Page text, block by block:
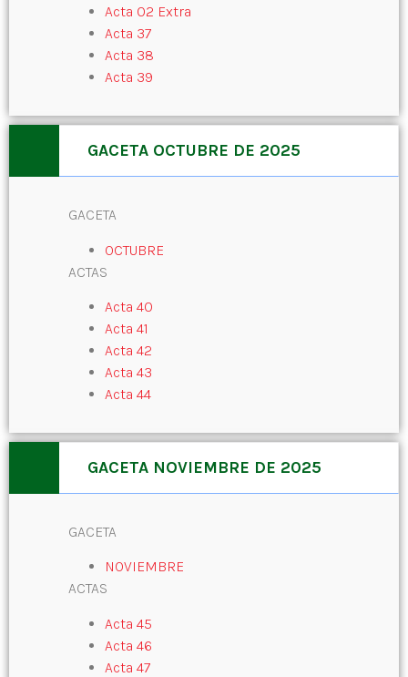
Acta 02 Extra
Acta 37
Acta 38
Acta 39
GACETA OCTUBRE DE 2025
GACETA
OCTUBRE
ACTAS
Acta 40
Acta 41
Acta 42
Acta 43
Acta 44
GACETA NOVIEMBRE DE 2025
GACETA
NOVIEMBRE
ACTAS
Acta 45
Acta 46
Acta 47